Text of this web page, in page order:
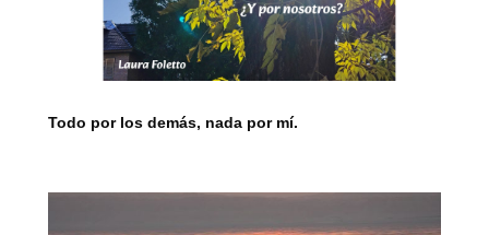
Todo por los demás, nada por mí.